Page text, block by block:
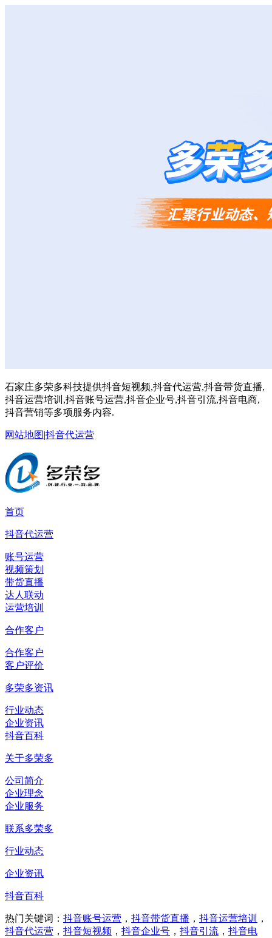
石家庄多荣多科技提供抖音短视频,抖音代运营,抖音带货直播,
抖音运营培训,抖音账号运营,抖音企业号,抖音引流,抖音电商,
抖音营销等多项服务内容.
网站地图|抖音代运营
首页
抖音代运营
账号运营
视频策划
带货直播
达人联动
运营培训
合作客户
合作客户
客户评价
多荣多资讯
行业动态
企业资讯
抖音百科
关于多荣多
公司简介
企业理念
企业服务
联系多荣多
行业动态
企业资讯
抖音百科
热门关键词： 抖音账号运营 ， 抖音带货直播 ， 抖音运营培训
，
抖音代运营 ， 抖音短视频 ， 抖音企业号 ， 抖音引流 ， 抖音电